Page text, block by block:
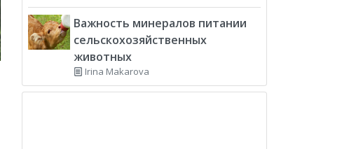
Важность минералов питании
сельскохозяйственных
животных
Irina Makarova